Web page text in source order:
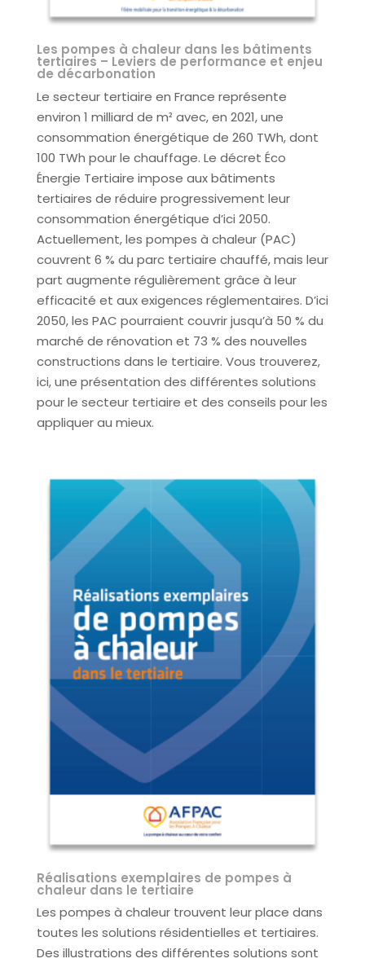
Les pompes à chaleur dans les bâtiments
tertiaires – Leviers de performance et enjeu
de décarbonation
Le secteur tertiaire en France représente
environ 1 milliard de m² avec, en 2021, une
consommation énergétique de 260 TWh, dont
100 TWh pour le chauffage. Le décret Éco
Énergie Tertiaire impose aux bâtiments
tertiaires de réduire progressivement leur
consommation énergétique d’ici 2050.
Actuellement, les pompes à chaleur (PAC)
couvrent 6 % du parc tertiaire chauffé, mais leur
part augmente régulièrement grâce à leur
efficacité et aux exigences réglementaires. D’ici
2050, les PAC pourraient couvrir jusqu’à 50 % du
marché de rénovation et 73 % des nouvelles
constructions dans le tertiaire. Vous trouverez,
ici, une présentation des différentes solutions
pour le secteur tertiaire et des conseils pour les
appliquer au mieux.
Réalisations exemplaires de pompes à
chaleur dans le tertiaire
Les pompes à chaleur trouvent leur place dans
toutes les solutions résidentielles et tertiaires.
Des illustrations des différentes solutions sont